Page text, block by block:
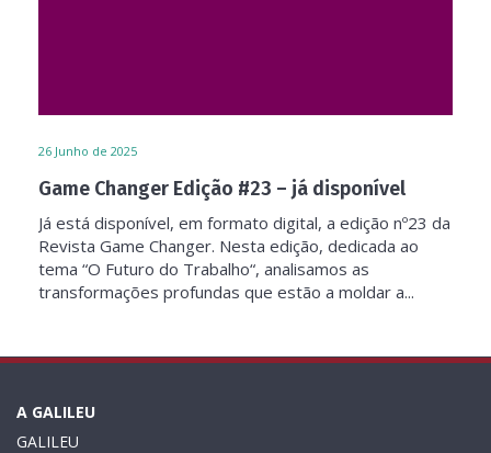
26 Junho de 2025
Game Changer Edição #23 – já disponível
Já está disponível, em formato digital, a edição nº23 da
Revista Game Changer. Nesta edição, dedicada ao
tema “O Futuro do Trabalho“, analisamos as
transformações profundas que estão a moldar a...
A GALILEU
GALILEU